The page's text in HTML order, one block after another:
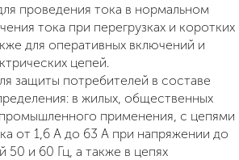
проведения тока в нормальном
тока при перегрузках и коротких
для оперативных включений и
цепей.
защиты потребителей в составе
в жилых, общественных
применения, с цепями
от 1,6 А до 63 А при напряжении до
50 и 60 Гц, а также в цепях